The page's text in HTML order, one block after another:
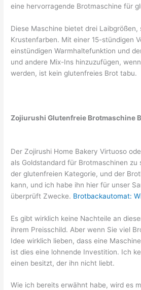
eine hervorragende Brotmaschine für
Diese Maschine bietet drei Laibgrößen,
Krustenfarben. Mit einer 15-stündigen
einstündigen Warmhaltefunktion und
und andere Mix-Ins hinzuzufügen,
werden, ist kein glutenfreies Brot tabu.
Zojiurushi Glutenfreie Brotmaschine
Der Zojirushi Home Bakery Virtuoso
als Goldstandard für Brotmaschinen zu
der glutenfreien Kategorie, und der
kann, und ich habe ihn hier für unser
überprüft Zwecke. Brotbackautomat:
Es gibt wirklich keine Nachteile an
ihrem Preisschild. Aber wenn Sie viel
Idee wirklich lieben, dass eine
ist dies eine lohnende Investition. Ich
einen besitzt, der ihn nicht liebt.
Wie ich bereits erwähnt habe, wird es